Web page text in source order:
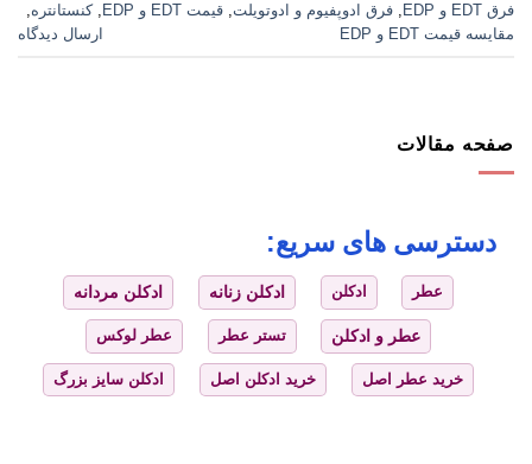
فرق EDT و EDP
, فرق ادوپفیوم و ادوتویلت, قیمت EDT و EDP ,کنستانتره,
مقایسه قیمت EDT و EDP
ارسال دیدگاه
صفحه مقالات
دسترسی های سریع:
عطر ادکلن ادکلن زنانه ادکلن مردانه
عطر و ادکلن تستر عطر عطر لوکس
خرید عطر اصل خرید ادکلن اصل ادکلن سایز بزرگ